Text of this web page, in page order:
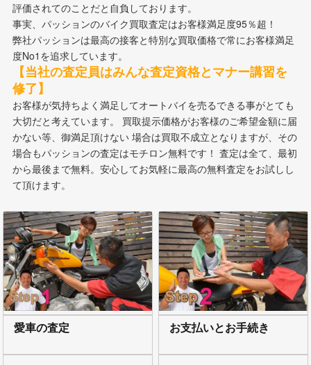
評価されてのことだと自負しております。
事実、パッションのバイク買取査定はお客様満足度95％超！
弊社パッションは最高の接客と特別な買取価格で常にお客様満足
度No1を追求しています。
【当社の査定員はみんな査定資格とマナー講習を
修了】
お客様が気持ちよく満足してオートバイを売るできる事がとても
大切だと考えています。 買取提示価格がお客様のご希望金額に届
かない等、御満足頂けない 場合は買取不成立となりますが、その
場合もパッションの査定はモチロン無料です！ 査定は全て、最初
から最後まで無料。安心してお気軽に最高の無料査定をお試しし
て頂けます。
愛車の査定 お支払いとお手続き